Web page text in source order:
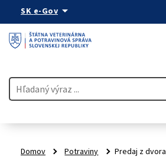
SK e-Gov arrow_drop_down
Domov Potraviny Predaj z dvora